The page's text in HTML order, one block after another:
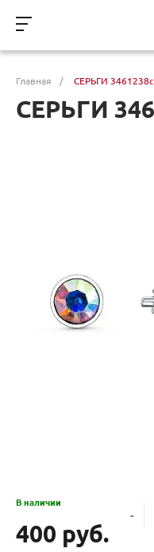
Главная / СЕРЬГИ
СЕРЬГИ
В наличии
400 руб.
-